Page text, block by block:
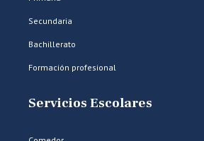
Secundaria
Bachillerato
Formación profesional
Servicios Escolares